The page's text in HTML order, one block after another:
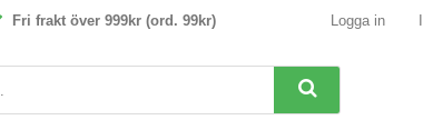
Logga in
Fri frakt över 999kr (ord. 99kr)